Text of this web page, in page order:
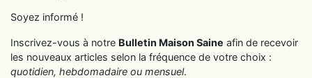
Soyez informé !
Inscrivez-vous à notre Bulletin Maison Saine afin de recevoir
les nouveaux articles selon la fréquence de votre choix :
quotidien, hebdomadaire ou mensuel.